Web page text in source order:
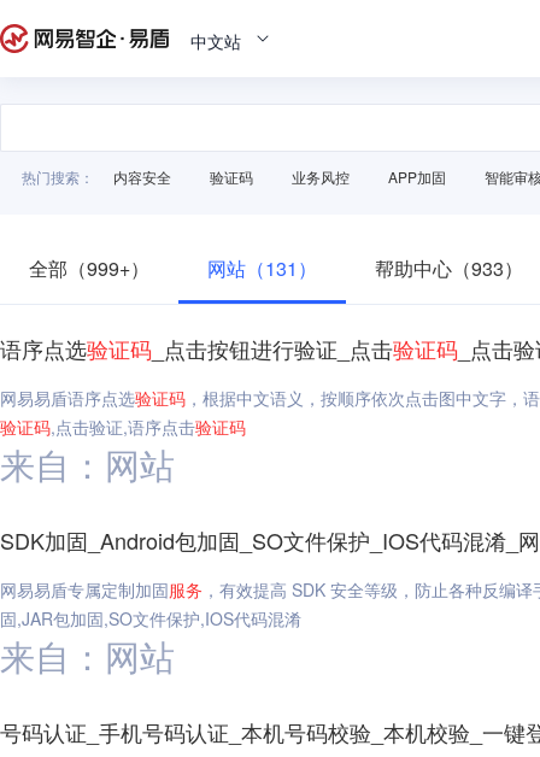
中文站
热门搜索： 内容安全 验证码 业务风控 APP加固 智能审
全部（999+） 网站（131） 帮助中心（933）
语序点选验证码 _点击按钮进行验证_点击验证码 _点击
网易易盾语序点选验证码 ，根据中文语义，按顺序依次点击图中文字，
验证码,点击验证,语序点击验证码
来自：网站
SDK加固_Android包加固_SO文件保护_IOS代码混淆_
网易易盾专属定制加固服务 ，有效提高 SDK 安全等级，防止各种反编
固,JAR包加固,SO文件保护,IOS代码混淆
来自：网站
号码认证_手机号码认证_本机号码校验_本机校验_一键